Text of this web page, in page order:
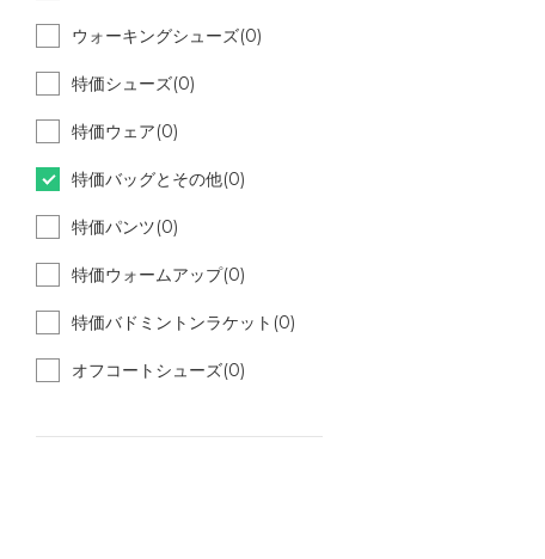
ウォーキングシューズ(0)
特価シューズ(0)
特価ウェア(0)
特価バッグとその他(0)
特価パンツ(0)
特価ウォームアップ(0)
特価バドミントンラケット(0)
オフコートシューズ(0)